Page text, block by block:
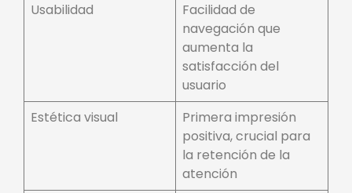
Usabilidad
Facilidad de
navegación que
aumenta la
satisfacción del
usuario
Estética visual
Primera impresión
positiva, crucial para
la retención de la
atención